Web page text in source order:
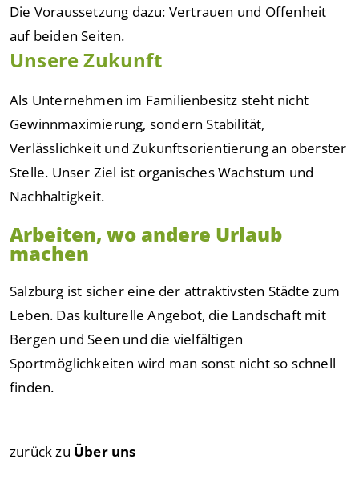
Die Voraussetzung dazu: Vertrauen und Offenheit
auf beiden Seiten.
Unsere Zukunft
Als Unternehmen im Familienbesitz steht nicht
Gewinnmaximierung, sondern Stabilität,
Verlässlichkeit und Zukunftsorientierung an oberster
Stelle. Unser Ziel ist organisches Wachstum und
Nachhaltigkeit.
Arbeiten, wo andere Urlaub
machen
Salzburg ist sicher eine der attraktivsten Städte zum
Leben. Das kulturelle Angebot, die Landschaft mit
Bergen und Seen und die vielfältigen
Sportmöglichkeiten wird man sonst nicht so schnell
finden.
zurück zu Über uns